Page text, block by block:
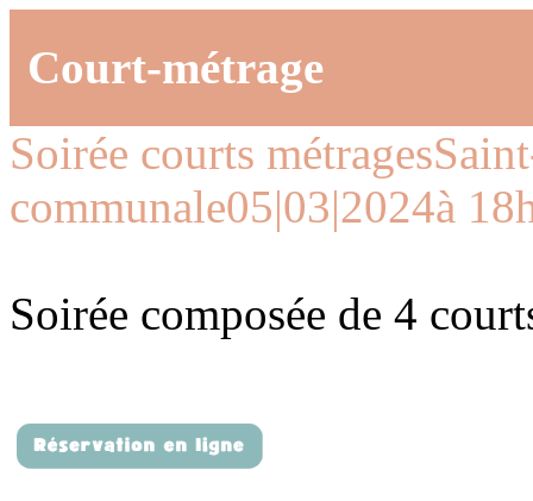
Court-métrage
Soirée courts métrages
communale05|03|2024à
Soirée composée de 4